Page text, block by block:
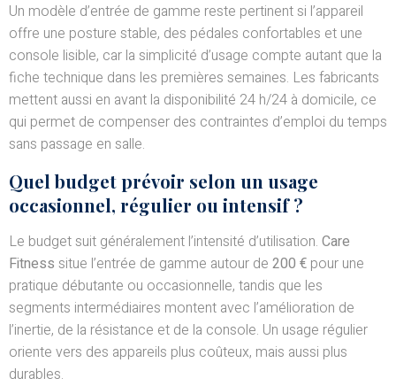
Un modèle d’entrée de gamme reste pertinent si l’appareil
offre une posture stable, des pédales confortables et une
console lisible, car la simplicité d’usage compte autant que la
fiche technique dans les premières semaines. Les fabricants
mettent aussi en avant la disponibilité 24 h/24 à domicile, ce
qui permet de compenser des contraintes d’emploi du temps
sans passage en salle.
Quel budget prévoir selon un usage
occasionnel, régulier ou intensif ?
Le budget suit généralement l’intensité d’utilisation. Care
Fitness situe l’entrée de gamme autour de 200 € pour une
pratique débutante ou occasionnelle, tandis que les
segments intermédiaires montent avec l’amélioration de
l’inertie, de la résistance et de la console. Un usage régulier
oriente vers des appareils plus coûteux, mais aussi plus
durables.